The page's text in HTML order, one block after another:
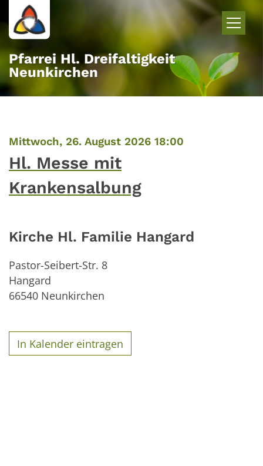
Zum Inhalt springen
Pfarrei Hl. Dreifaltigkeit
Neunkirchen
Mittwoch, 26. August 2026 18:00
Hl. Messe mit
Krankensalbung
Kirche Hl. Familie Hangard
Pastor-Seibert-Str. 8
Hangard
66540 Neunkirchen
In Kalender eintragen